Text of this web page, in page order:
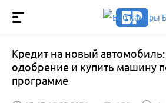
Кредит на новый автомобиль:
одобрение и купить машину
программе